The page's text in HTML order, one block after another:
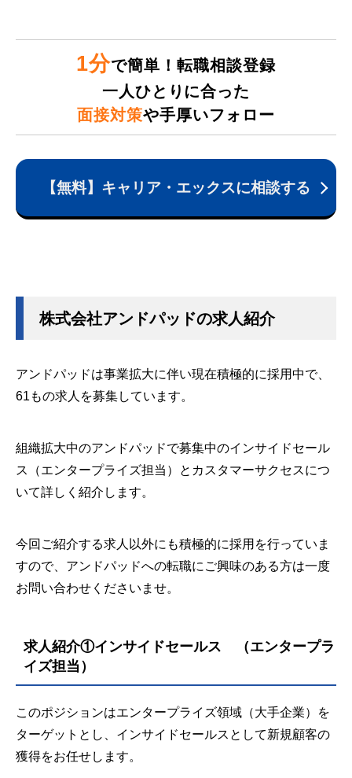
1分で簡単！転職相談登録
一人ひとりに合った
面接対策や手厚いフォロー
【無料】キャリア・エックスに相談する
株式会社アンドパッドの求人紹介
アンドパッドは事業拡大に伴い現在積極的に採用中で、
61もの求人を募集しています。
組織拡大中のアンドパッドで募集中のインサイドセール
ス（エンタープライズ担当）とカスタマーサクセスにつ
いて詳しく紹介します。
今回ご紹介する求人以外にも積極的に採用を行っていま
すので、アンドパッドへの転職にご興味のある方は一度
お問い合わせくださいませ。
求人紹介①インサイドセールス （エンタープラ
イズ担当）
このポジションはエンタープライズ領域（大手企業）を
ターゲットとし、インサイドセールスとして新規顧客の
獲得をお任せします。